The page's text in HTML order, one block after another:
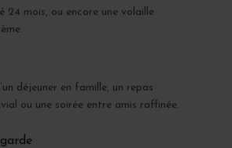
24 mois, ou encore une volaille
déjeuner en famille, un repas
ou une soirée entre amis raffinée.